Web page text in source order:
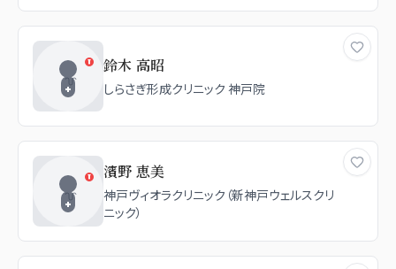
鈴木 高昭
しらさぎ形成クリニック 神戸院
濱野 恵美
神戸ヴィオラクリニック（新神戸ウェルスクリ
ニック）